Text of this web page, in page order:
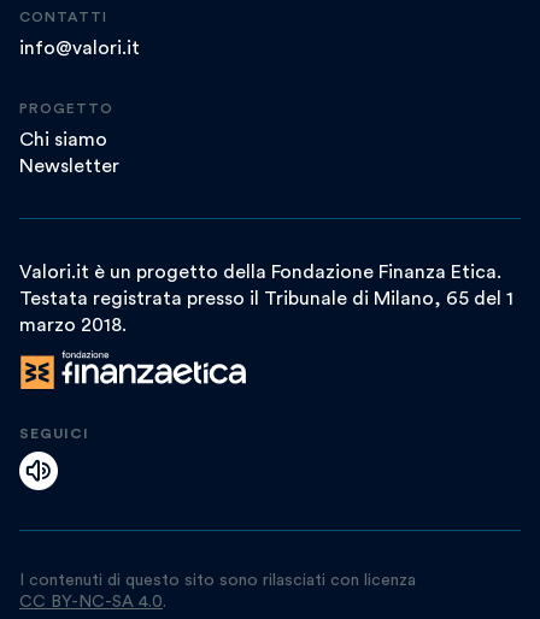
CONTATTI
info@valori.it
PROGETTO
Chi siamo
Newsletter
Valori.it è un progetto della Fondazione Finanza Etica.
Testata registrata presso il Tribunale di Milano, 65 del 1
marzo 2018.
SEGUICI
I contenuti di questo sito sono rilasciati con licenza
CC BY-NC-SA 4.0.